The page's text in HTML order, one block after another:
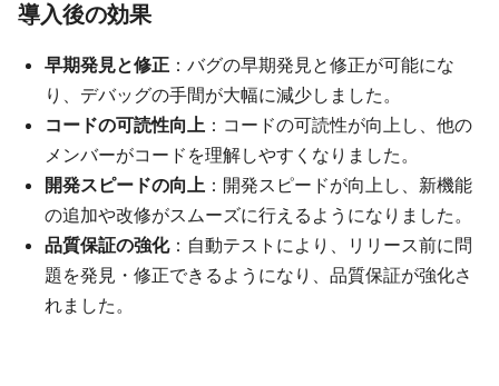
導入後の効果
早期発見と修正 ：バグの早期発見と修正が可能にな
り、デバッグの手間が大幅に減少しました。
コードの可読性向上 ：コードの可読性が向上し、他の
メンバーがコードを理解しやすくなりました。
開発スピードの向上 ：開発スピードが向上し、新機能
の追加や改修がスムーズに行えるようになりました。
品質保証の強化：自動テストにより、リリース前に問
題を発見・修正できるようになり、品質保証が強化さ
れました。